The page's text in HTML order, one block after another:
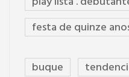
festa de quinze
buque